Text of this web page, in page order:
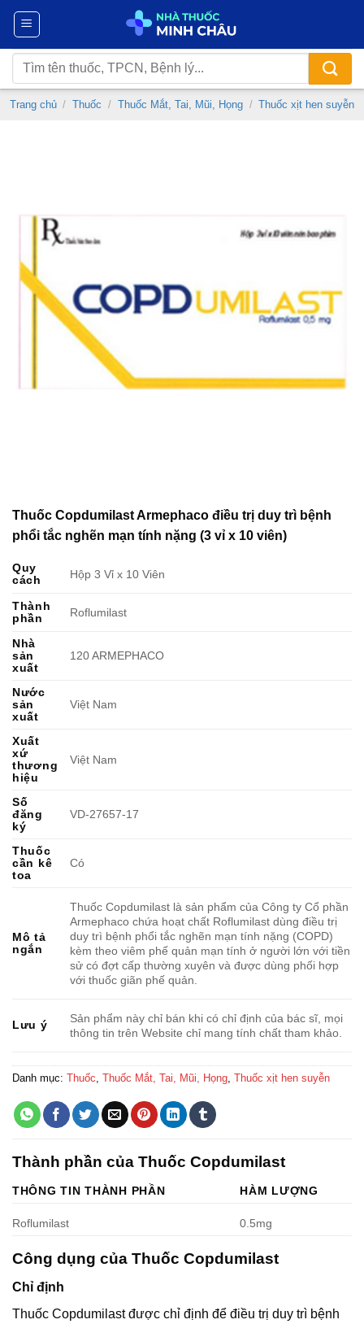
Chuyển
nội
dung
Tìm
kiếm:
Trang chủ / Thuốc / Thuốc Mắt, Tai, Mũi, Họng / Thuốc xịt hen suyễn
Thuốc Copdumilast Armephaco điều trị duy trì bệnh
phổi tắc nghẽn mạn tính nặng (3 vỉ x 10 viên)
Quy
cách
Hộp 3 Vỉ x 10 Viên
Thành
phần
Roflumilast
Nhà
sản
xuất
120 ARMEPHACO
Nước
sản
xuất
Việt Nam
Xuất
xứ
thương
hiệu
Việt Nam
Số
đăng
ký
VD-27657-17
Thuốc
cần kê
toa
Có
Mô tả
ngắn
Thuốc Copdumilast là sản phẩm của Công ty Cổ phần
Armephaco chứa hoạt chất Roflumilast dùng điều trị
duy trì bệnh phổi tắc nghẽn mạn tính nặng (COPD)
kèm theo viêm phế quản mạn tính ở người lớn với tiền
sử có đợt cấp thường xuyên và được dùng phối hợp
với thuốc giãn phế quản.
Lưu ý
Sản phẩm này chỉ bán khi có chỉ định của bác sĩ, mọi
thông tin trên Website chỉ mang tính chất tham khảo.
Danh mục: Thuốc Thuốc Mắt, Tai, Mũi, Họng Thuốc xịt hen suyễn
Thành phần của Thuốc Copdumilast
THÔNG TIN THÀNH PHẦN HÀM LƯỢNG
Roflumilast 0.5mg
Công dụng của Thuốc Copdumilast
Chỉ định
Thuốc Copdumilast được chỉ định để điều trị duy trì bệnh